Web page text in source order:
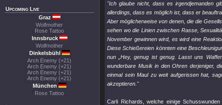
Upcoming Live
Graz
Wolfmother
Rose Tattoo
Innsbruck
Wolfmother
Dinkelsbühl
Arch Enemy (+21)
Arch Enemy (+21)
Arch Enemy (+21)
Arch Enemy (+21)
München
Rose Tattoo
"Ich glaube nicht, dass es irgendjemanden
allerdings, dass es möglich ist, dass er
Aber möglicherweise von denen, die die
sehen wo die Linien zwischen Rasse,
November gewinnen wird, es wird eine
Diese Schießereien könnten eine
nun „Hey, genug ist genug. Lasst uns
wunderbare Musik in den Ohren derjeniger,
einmal sein Maul zu weit aufgerissen hat,
akzeptieren."
Carli Richards, welche einige